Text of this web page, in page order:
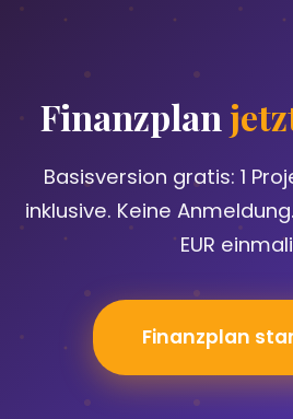
Finanzplan
Basisversion gratis: 1
inklusive. Keine
EUR
Finanzplan